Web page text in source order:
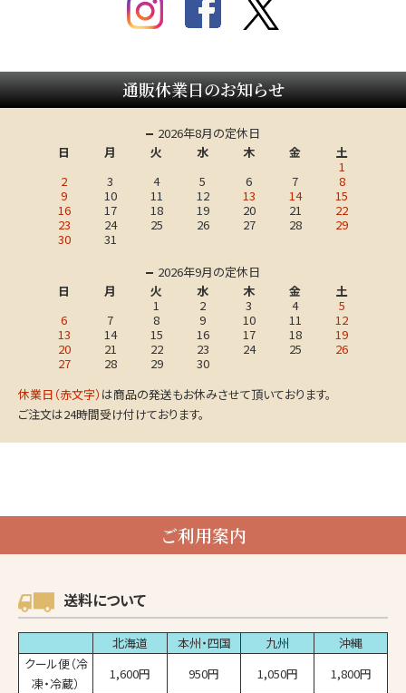
通販休業日のお知らせ
2026年8月の定休日
日
月 火 水 木 金
土
1
2
3 4 5 6 7
8
9
10 11 12 13 14
15
16
17 18 19 20 21
22
23
24 25 26 27 28
29
30
31
2026年9月の定休日
日
月 火 水 木 金
土
1
2 3 4
5
6
7 8 9 10 11
12
13
14 15 16 17 18
19
20
21 22 23 24 25
26
27
28 29
30
休業日（赤文字） は商品の発送もお休みさせて頂いております。
ご注文は24時間受け付けております。
ご利用案内
送料について
北海道 本州・四国 九州
沖縄
クール便（冷
凍・冷蔵）
1,600円 950円 1,050円
1,800円